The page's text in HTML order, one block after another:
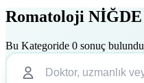
Romatoloji NİĞDE
Bu Kategoride 0 sonuç bulundu